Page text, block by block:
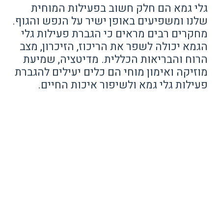
גלי גמא הם חלק חשוב בפעילות המוחית
שלנו ומשפיעים באופן ישיר על הנפש והגוף.
מחקרים רבים מראים כי הגברת פעילות גלי
הגמא יכולה לשפר את הריכוז, הזיכרון, מצב
הרוח והבריאות הכללית. מדיטציה, שמיעת
מוזיקה ואימון מוחי הם כלים יעילים להגברת
פעילות גלי גמא ולשיפור איכות החיים.